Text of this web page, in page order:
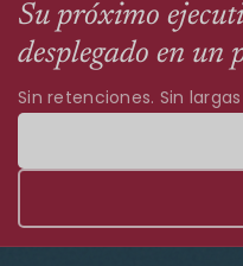
Su próximo
desplegado en un
Sin retenciones. Sin